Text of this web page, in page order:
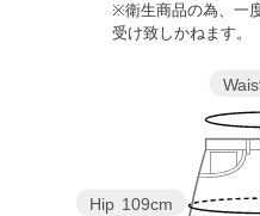
※衛生商品の為、一
受け致しかねます。
Hip 109cm